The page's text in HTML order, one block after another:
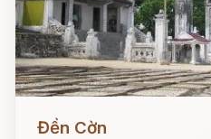
Đọc ngay
Đền Cờn